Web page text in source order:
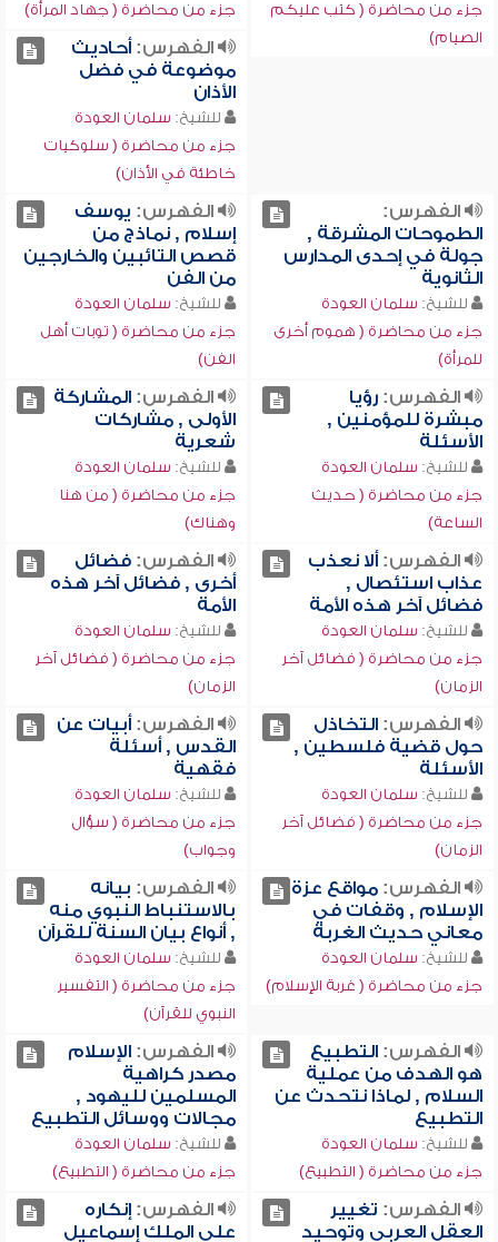
جزء من محاضرة ( كتب عليكم
الصيام)
جزء من محاضرة ( جهاد المرأة)
الفهرس:أحاديث
موضوعة في فضل
الأذان
للشيخ: سلمان العودة
جزء من محاضرة ( سلوكيات
خاطئة في الأذان)
الفهرس:
الطموحات المشرقة ,
جولة في إحدى المدارس
الثانوية
للشيخ: سلمان العودة
جزء من محاضرة ( هموم أخرى
للمرأة)
الفهرس: يوسف
إسلام , نماذج من
قصص التائبين والخارجين
من الفن
للشيخ: سلمان العودة
جزء من محاضرة ( توبات أهل
الفن)
الفهرس:رؤيا
مبشرة للمؤمنين ,
الأسئلة
للشيخ: سلمان العودة
جزء من محاضرة ( حديث
الساعة)
الفهرس:المشاركة
الأولى , مشاركات
شعرية
للشيخ: سلمان العودة
جزء من محاضرة ( من هنا
وهناك)
الفهرس:ألا نعذب
عذاب استئصال ,
فضائل آخر هذه الأمة
للشيخ: سلمان العودة
جزء من محاضرة ( فضائل آخر
الزمان)
الفهرس:فضائل
أخرى , فضائل آخر هذه
الأمة
للشيخ: سلمان العودة
جزء من محاضرة ( فضائل آخر
الزمان)
الفهرس:التخاذل
حول قضية فلسطين ,
الأسئلة
للشيخ: سلمان العودة
جزء من محاضرة ( فضائل آخر
الزمان)
الفهرس:أبيات عن
القدس , أسئلة
فقهية
للشيخ: سلمان العودة
جزء من محاضرة ( سؤال
وجواب)
الفهرس:مواقع عزة
الإسلام , وقفات في
معاني حديث الغربة
للشيخ: سلمان العودة
جزء من محاضرة ( غربة الإسلام)
الفهرس: بيانه
بالاستنباط النبوي منه
, أنواع بيان السنة للقرآن
للشيخ: سلمان العودة
جزء من محاضرة ( التفسير
النبوي للقرآن)
الفهرس:التطبيع
هو الهدف من عملية
السلام , لماذا نتحدث عن
التطبيع
للشيخ: سلمان العودة
جزء من محاضرة ( التطبيع)
الفهرس:الإسلام
مصدر كراهية
المسلمين لليهود ,
مجالات ووسائل التطبيع
للشيخ: سلمان العودة
جزء من محاضرة ( التطبيع)
الفهرس: تغيير
العقل العربي وتوحيد
الفهرس:إنكاره
على الملك إسماعيل